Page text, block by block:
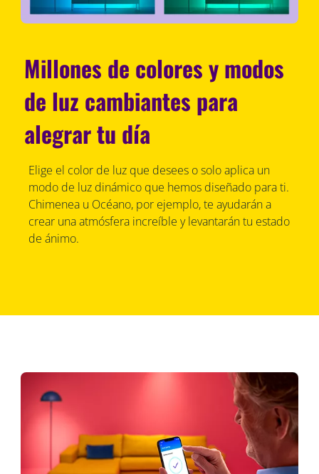
Millones de colores y modos
de luz cambiantes para
alegrar tu día
Elige el color de luz que desees o solo aplica un
modo de luz dinámico que hemos diseñado para ti.
Chimenea u Océano, por ejemplo, te ayudarán a
crear una atmósfera increíble y levantarán tu estado
de ánimo.